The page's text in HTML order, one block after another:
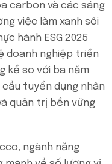
carbon và các sáng
việc làm xanh sôi
hành ESG 2025
doanh nghiệp triển
kể so với ba năm
tuyển dụng nhân
quản trị bền vững
ngành năng